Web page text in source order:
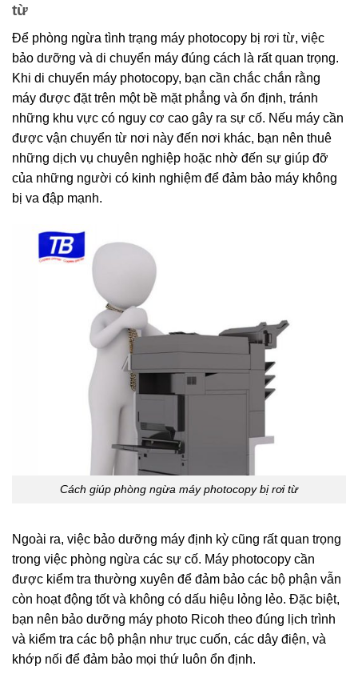
từ
Để phòng ngừa tình trạng máy photocopy bị rơi từ, việc
bảo dưỡng và di chuyển máy đúng cách là rất quan trọng.
Khi di chuyển máy photocopy, bạn cần chắc chắn rằng
máy được đặt trên một bề mặt phẳng và ổn định, tránh
những khu vực có nguy cơ cao gây ra sự cố. Nếu máy cần
được vận chuyển từ nơi này đến nơi khác, bạn nên thuê
những dịch vụ chuyên nghiệp hoặc nhờ đến sự giúp đỡ
của những người có kinh nghiệm để đảm bảo máy không
bị va đập mạnh.
Cách giúp phòng ngừa máy photocopy bị rơi từ
Ngoài ra, việc bảo dưỡng máy định kỳ cũng rất quan trọng
trong việc phòng ngừa các sự cố. Máy photocopy cần
được kiểm tra thường xuyên để đảm bảo các bộ phận vẫn
còn hoạt động tốt và không có dấu hiệu lỏng lẻo. Đặc biệt,
bạn nên bảo dưỡng máy photo Ricoh theo đúng lịch trình
và kiểm tra các bộ phận như trục cuốn, các dây điện, và
khớp nối để đảm bảo mọi thứ luôn ổn định.